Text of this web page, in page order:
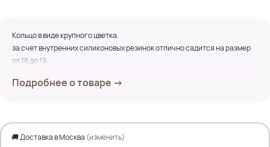
Кольцо в виде крупного цветка.
за счет внутренних силиконовых резинок отлично садится на размер
от 16 до 19.
Подробнее о товаре →
🚚 Доставка в Москва (изменить)